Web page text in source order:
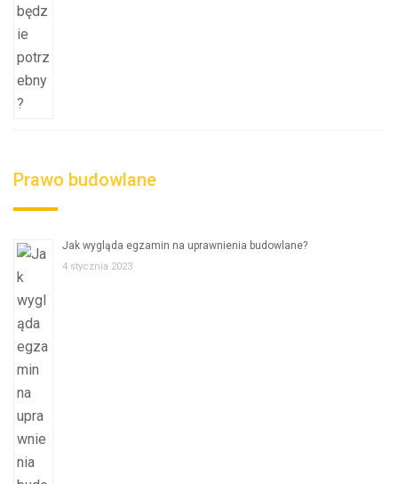
Prawo budowlane
Jak wygląda egzamin na uprawnienia budowlane?
4 stycznia 2023